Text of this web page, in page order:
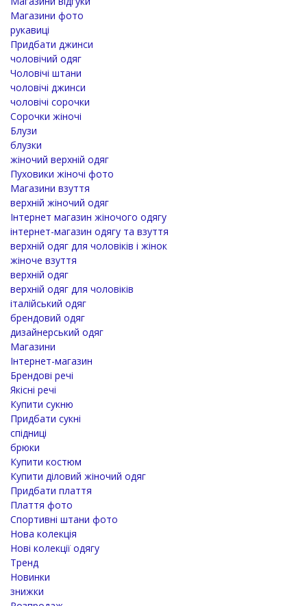
Магазини фото
рукавиці
Придбати джинси
чоловічий одяг
Чоловічі штани
чоловічі джинси
чоловічі сорочки
Сорочки жіночі
Блузи
блузки
жіночий верхній одяг
Пуховики жіночі фото
Магазини взуття
верхній жіночий одяг
Інтернет магазин жіночого одягу
інтернет-магазин одягу та взуття
верхній одяг для чоловіків і жінок
жіноче взуття
верхній одяг
верхній одяг для чоловіків
італійський одяг
брендовий одяг
дизайнерський одяг
Магазини
Інтернет-магазин
Брендові речі
Якісні речі
Купити сукню
Придбати сукні
спідниці
брюки
Купити костюм
Купити діловий жіночий одяг
Придбати плаття
Плаття фото
Спортивні штани фото
Нова колекція
Нові колекції одягу
Тренд
Новинки
знижки